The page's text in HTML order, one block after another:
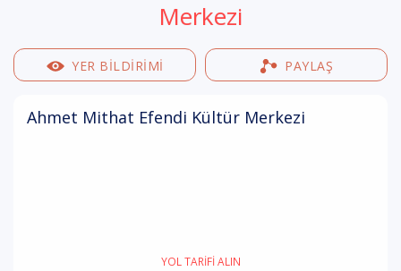
Merkezi
YER BILDIRIMI PAYLAŞ
Ahmet Mithat Efendi Kültür Merkezi
YOL TARIFI ALIN